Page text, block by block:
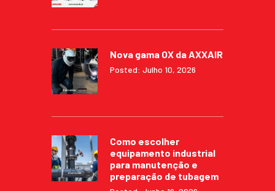
Nova gama OX da AXXAIR
Posted: Julho 10, 2026
Como escolher
equipamento industrial
para manutenção e
preparação de tubagem